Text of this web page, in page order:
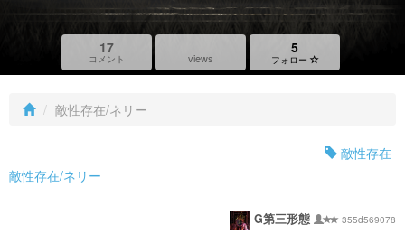
17
コメント views
5
フォロー
敵性存在/ネリー
敵性存在
敵性存在/ネリー
G第三形態
355d569078